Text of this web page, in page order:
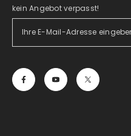
kein Angebot verpasst!